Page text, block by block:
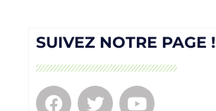
SUIVEZ NOTRE PAGE !